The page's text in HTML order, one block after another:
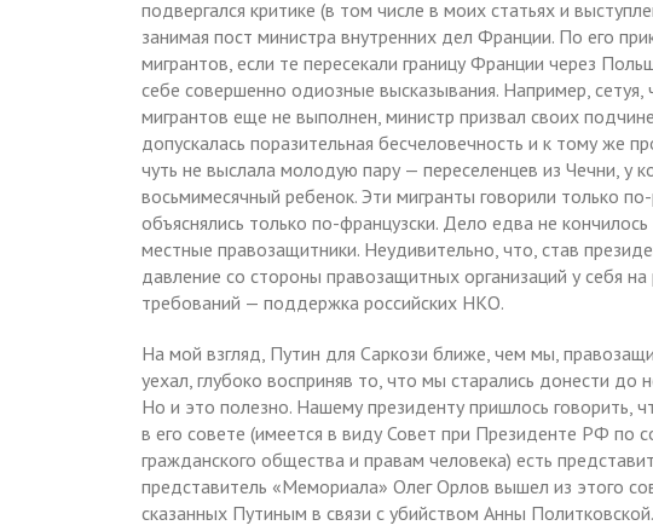
подвергался критике (в том числе в моих статьях и
занимая пост министра внутренних дел Франции. По его
мигрантов, если те пересекали границу Франции через
себе совершенно одиозные высказывания. Например,
мигрантов еще не выполнен, министр призвал своих
допускалась поразительная бесчеловечность и к тому же
чуть не выслала молодую пару — переселенцев из Чечни, у
восьмимесячный ребенок. Эти мигранты говорили только
объяснялись только по-французски. Дело едва не
местные правозащитники. Неудивительно, что, став
давление со стороны правозащитных организаций у себя
требований — поддержка российских НКО.
На мой взгляд, Путин для Саркози ближе, чем мы,
уехал, глубоко восприняв то, что мы старались донести
Но и это полезно. Нашему президенту пришлось говорить,
в его совете (имеется в виду Совет при Президенте РФ по
гражданского общества и правам человека) есть
представитель «Мемориала» Олег Орлов вышел из этого
сказанных Путиным в связи с убийством Анны